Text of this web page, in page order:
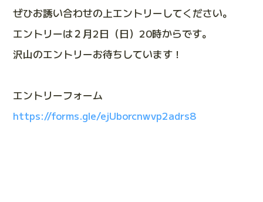
ぜひお誘い合わせの上エントリーしてください。
エントリーは２月2日（日）20時からです。
沢山のエントリーお待ちしています！
エントリーフォーム
https://forms.gle/ejUborcnwvp2adrs8